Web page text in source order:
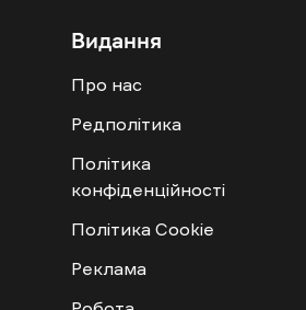
Видання
Про нас
Редполітика
Політика
конфіденційності
Політика Cookie
Реклама